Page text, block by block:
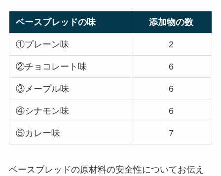
ベースブレッドの味 添加物の数
①プレーン味 2
②チョコレート味 6
③メープル味 6
④シナモン味 6
⑤カレー味 7
ベースブレッドの原材料の安全性についてお伝え